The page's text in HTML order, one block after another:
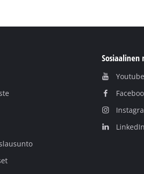
Sosiaalinen
Youtube
LinkedIn